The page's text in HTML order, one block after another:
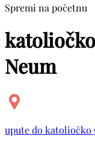
Spremi na početnu
Neum
upute do katoliočko